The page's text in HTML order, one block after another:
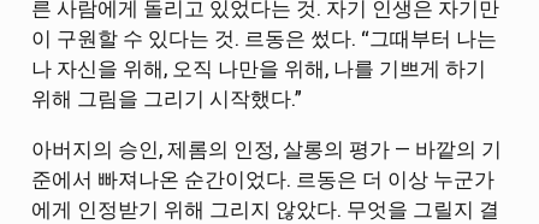
른 사람에게 돌리고 있었다는 것. 자기 인생은 자기만
이 구원할 수 있다는 것. 르동은 썼다. “그때부터 나는
나 자신을 위해, 오직 나만을 위해, 나를 기쁘게 하기
위해 그림을 그리기 시작했다.”
아버지의 승인, 제롬의 인정, 살롱의 평가 — 바깥의 기
준에서 빠져나온 순간이었다. 르동은 더 이상 누군가
에게 인정받기 위해 그리지 않았다. 무엇을 그릴지 결